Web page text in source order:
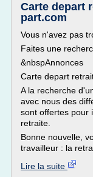
Carte depart
part.com
Vous n'avez pas
Faites une
&nbspAnnonces
Carte depart
A la recherche
avec nous des
sont offertes pour
retraite.
Bonne nouvelle,
travailleur : la
Lire la suite